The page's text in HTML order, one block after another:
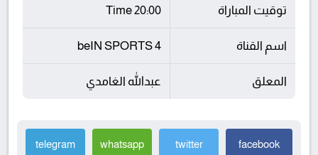
توقيت المباراة 20:00 Time
اسم القناة beIN SPORTS 4
المعلق عبدالله الغامدي
facebook
twitter
whatsapp
telegram